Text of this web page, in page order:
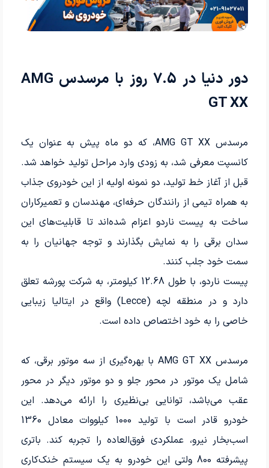
دور دنیا در 7.5 روز با مرسدس AMG
GT XX
مرسدس AMG GT XX، که دو ماه پیش به عنوان یک
کانسپت معرفی شد، به زودی وارد مراحل تولید خواهد شد.
قبل از آغاز خط تولید، دو نمونه اولیه از این خودروی جذاب
به همراه تیمی از رانندگان حرفه‌ای، مهندسان و تعمیرکاران
ساخت به پیست ناردو اعزام شده‌اند تا قابلیت‌های این
سدان برقی را به نمایش بگذارند و توجه جهانیان را به
سمت خود جلب کنند.
پیست ناردو، با طول 12.68 کیلومتر، به شرکت پورشه تعلق
دارد و در منطقه لچه (Lecce) واقع در ایتالیا زیبایی
خاصی را به خود اختصاص داده است.
مرسدس AMG GT XX با بهره‌گیری از سه موتور برقی، که
شامل یک موتور در محور جلو و دو موتور دیگر در محور
عقب می‌باشد، توانایی بی‌نظیری را ارائه می‌دهد. این
خودرو قادر است با تولید 1000 کیلووات معادل 1360
اسب‌بخار نیرو، عملکردی فوق‌العاده را تجربه کند. باتری
پیشرفته 800 ولتی این خودرو به یک سیستم خنک‌کاری